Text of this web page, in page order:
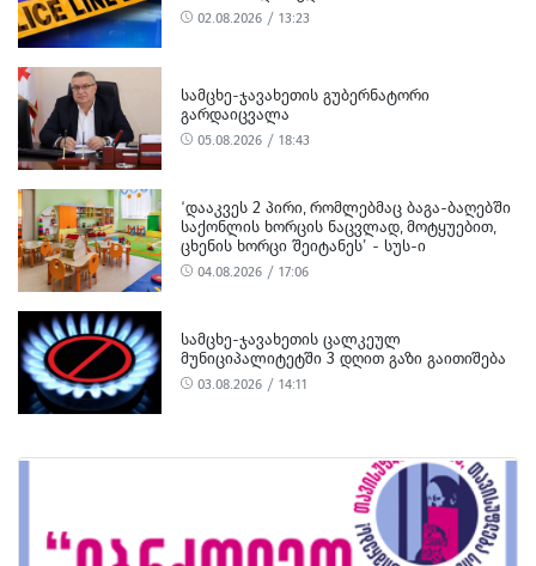
02.08.2026 / 13:23
ᲡᲐᲛᲪᲮᲔ-ᲯᲐᲕᲐᲮᲔᲗᲘᲡ ᲒᲣᲑᲔᲠᲜᲐᲢᲝᲠᲘ
ᲒᲐᲠᲓᲐᲘᲪᲕᲐᲚᲐ
05.08.2026 / 18:43
‘ᲓᲐᲐᲙᲕᲔᲡ 2 ᲞᲘᲠᲘ, ᲠᲝᲛᲚᲔᲑᲛᲐᲪ ᲑᲐᲒᲐ-ᲑᲐᲦᲔᲑᲨᲘ
ᲡᲐᲥᲝᲜᲚᲘᲡ ᲮᲝᲠᲪᲘᲡ ᲜᲐᲪᲕᲚᲐᲓ, ᲛᲝᲢᲧᲣᲔᲑᲘᲗ,
ᲪᲮᲔᲜᲘᲡ ᲮᲝᲠᲪᲘ ᲨᲔᲘᲢᲐᲜᲔᲡ’ - ᲡᲣᲡ-Ი
04.08.2026 / 17:06
ᲡᲐᲛᲪᲮᲔ-ᲯᲐᲕᲐᲮᲔᲗᲘᲡ ᲪᲐᲚᲙᲔᲣᲚ
ᲛᲣᲜᲘᲪᲘᲞᲐᲚᲘᲢᲔᲢᲨᲘ 3 ᲓᲦᲘᲗ ᲒᲐᲖᲘ ᲒᲐᲘᲗᲘᲨᲔᲑᲐ
03.08.2026 / 14:11